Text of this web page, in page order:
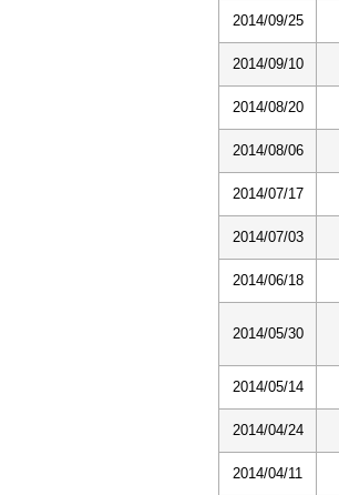
2014/09/25
2014/09/10
2014/08/20
2014/08/06
2014/07/17
2014/07/03
2014/06/18
2014/05/30
2014/05/14
2014/04/24
2014/04/11